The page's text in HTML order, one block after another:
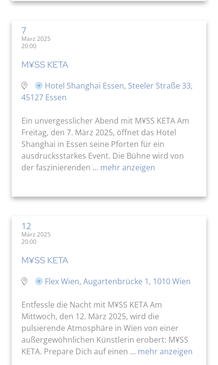
7
März 2025
20:00
M¥SS KETA
Hotel Shanghai Essen, Steeler Straße 33,
45127 Essen
Ein unvergesslicher Abend mit M¥SS KETA Am
Freitag, den 7. März 2025, öffnet das Hotel
Shanghai in Essen seine Pforten für ein
ausdrucksstarkes Event. Die Bühne wird von
der faszinierenden ... mehr anzeigen
12
März 2025
20:00
M¥SS KETA
Flex Wien, Augartenbrücke 1, 1010 Wien
Entfessle die Nacht mit M¥SS KETA Am
Mittwoch, den 12. März 2025, wird die
pulsierende Atmosphäre in Wien von einer
außergewöhnlichen Künstlerin erobert: M¥SS
KETA. Prepare Dich auf einen ... mehr anzeigen